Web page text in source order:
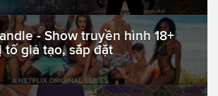
- Show truyền hình 18+
tố giả tạo, sắp đặt